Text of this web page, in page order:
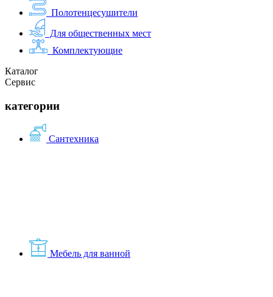
Полотенцесушители
Для общественных мест
Комплектующие
Каталог
Сервис
категории
Сантехника
Мебель для ванной